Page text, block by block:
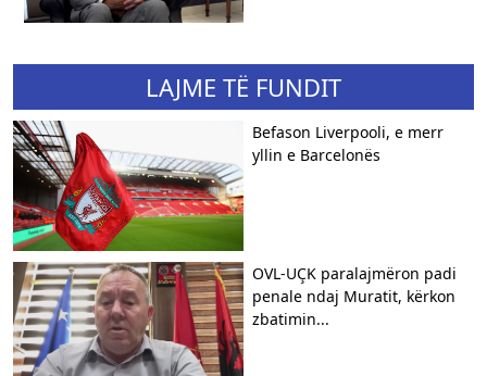
LAJME TË FUNDIT
Befason Liverpooli, e merr
yllin e Barcelonës
OVL-UÇK paralajmëron padi
penale ndaj Muratit, kërkon
zbatimin...